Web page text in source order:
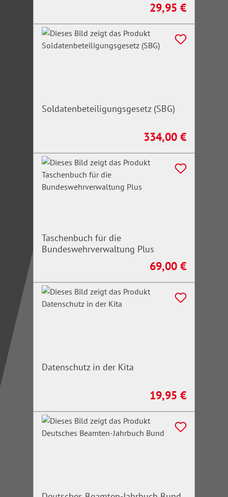
Regulärer Preis:
29,95 €
Soldatenbeteiligungsgesetz (SBG)
Regulärer Preis:
334,00 €
Taschenbuch für die
Bundeswehrverwaltung Plus
Regulärer Preis:
69,00 €
Datenschutz in der Kita
Regulärer Preis:
19,95 €